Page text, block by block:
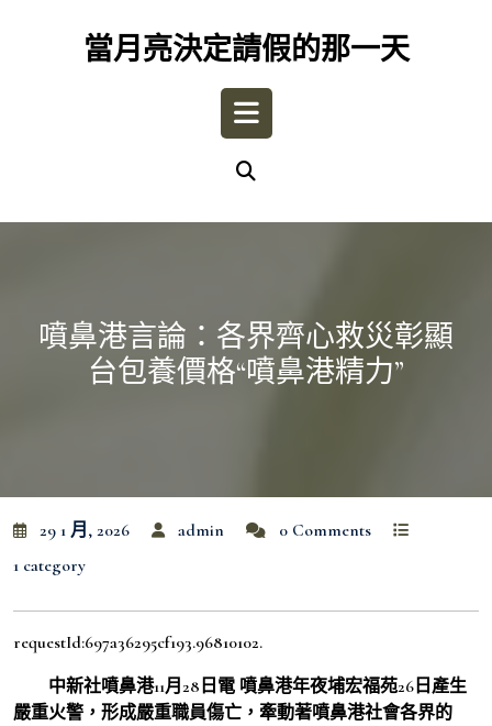
當月亮決定請假的那一天
Open
噴鼻港言論：各界齊心救災彰顯
台包養價格“噴鼻港精力”
29 1 月, 2026 admin
0 Comments
1 category
requestId:697a36295cf193.96810102.
中新社噴鼻港11月28日電 噴鼻港年夜埔宏福苑26日產生
嚴重火警，形成嚴重職員傷亡，牽動著噴鼻港社會各界的